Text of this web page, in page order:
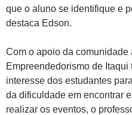
que o aluno se identifique e
destaca Edson.
Com o apoio da
Empreendedorismo de
interesse dos estudantes
da dificuldade em encontrar
realizar os eventos, o